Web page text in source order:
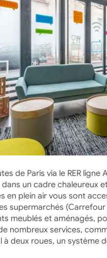
de Paris via le RER
un cadre chaleureux
en plein air vous sont
supermarchés
meublés et aménagés,
nombreux services,
à deux roues, un système